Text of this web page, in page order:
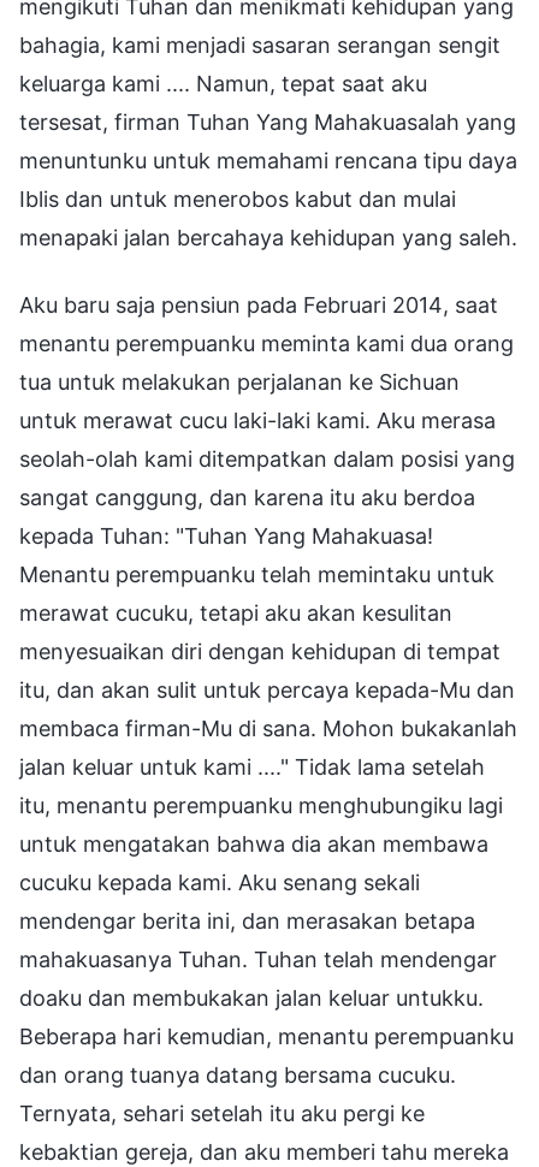
mengikuti Tuhan dan menikmati kehidupan yang
bahagia, kami menjadi sasaran serangan sengit
keluarga kami .... Namun, tepat saat aku
tersesat, firman Tuhan Yang Mahakuasalah yang
menuntunku untuk memahami rencana tipu daya
Iblis dan untuk menerobos kabut dan mulai
menapaki jalan bercahaya kehidupan yang saleh.
Aku baru saja pensiun pada Februari 2014, saat
menantu perempuanku meminta kami dua orang
tua untuk melakukan perjalanan ke Sichuan
untuk merawat cucu laki-laki kami. Aku merasa
seolah-olah kami ditempatkan dalam posisi yang
sangat canggung, dan karena itu aku berdoa
kepada Tuhan: "Tuhan Yang Mahakuasa!
Menantu perempuanku telah memintaku untuk
merawat cucuku, tetapi aku akan kesulitan
menyesuaikan diri dengan kehidupan di tempat
itu, dan akan sulit untuk percaya kepada-Mu dan
membaca firman-Mu di sana. Mohon bukakanlah
jalan keluar untuk kami ...." Tidak lama setelah
itu, menantu perempuanku menghubungiku lagi
untuk mengatakan bahwa dia akan membawa
cucuku kepada kami. Aku senang sekali
mendengar berita ini, dan merasakan betapa
mahakuasanya Tuhan. Tuhan telah mendengar
doaku dan membukakan jalan keluar untukku.
Beberapa hari kemudian, menantu perempuanku
dan orang tuanya datang bersama cucuku.
Ternyata, sehari setelah itu aku pergi ke
kebaktian gereja, dan aku memberi tahu mereka